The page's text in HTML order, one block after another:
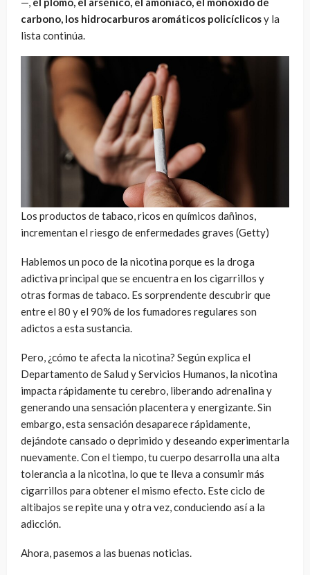
carbono, los hidrocarburos aromáticos policíclicosy la
lista continúa.
Los productos de tabaco, ricos en químicos dañinos,
incrementan el riesgo de enfermedades graves (Getty)
Hablemos un poco de la nicotina porque es la droga
adictiva principal que se encuentra en los cigarrillos y
otras formas de tabaco. Es sorprendente descubrir que
entre el 80 y el 90% de los fumadores regulares son
adictos a esta sustancia.
Pero, ¿cómo te afecta la nicotina? Según explica el
Departamento de Salud y Servicios Humanos, la nicotina
impacta rápidamente tu cerebro, liberando adrenalina y
generando una sensación placentera y energizante. Sin
embargo, esta sensación desaparece rápidamente,
dejándote cansado o deprimido y deseando experimentarla
nuevamente. Con el tiempo, tu cuerpo desarrolla una alta
tolerancia a la nicotina, lo que te lleva a consumir más
cigarrillos para obtener el mismo efecto. Este ciclo de
altibajos se repite una y otra vez, conduciendo así a la
adicción.
Ahora, pasemos a las buenas noticias.